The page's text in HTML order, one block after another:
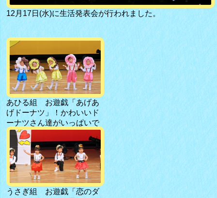
12月17日(水)に生活発表会が行われました。
あひる組 お遊戯「あげあ
げドーナツ」！かわいいド
ーナツさん達がいっぱいで
す♪
うさぎ組 お遊戯「恋のダ